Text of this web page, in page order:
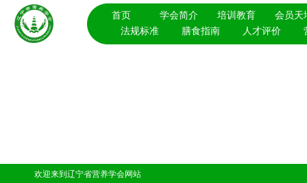
首页 学会简介 培训教育
会员天
法规标准
膳食指南 人才评价
欢迎来到辽宁省营养学会网站